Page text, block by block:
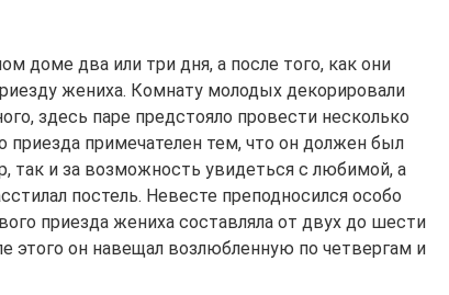
доме два или три дня, а после того, как они
жениха. Комнату молодых декорировали
здесь паре предстояло провести несколько
приезда примечателен тем, что он должен был
так и за возможность увидеться с любимой, а
постель. Невесте преподносился особо
приезда жениха составляла от двух до шести
этого он навещал возлюбленную по четвергам и